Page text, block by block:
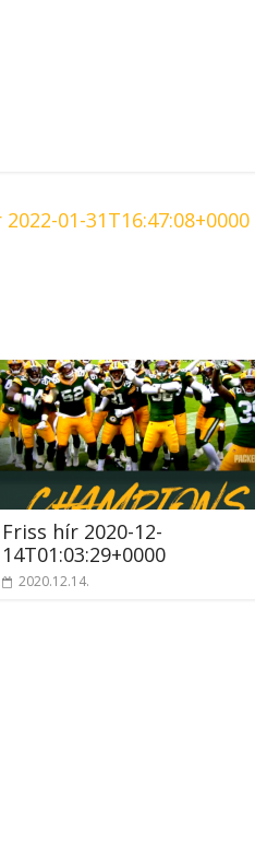
01-31T16:47:08+0000
Friss hír 2020-12-
14T01:03:29+0000
2020.12.14.